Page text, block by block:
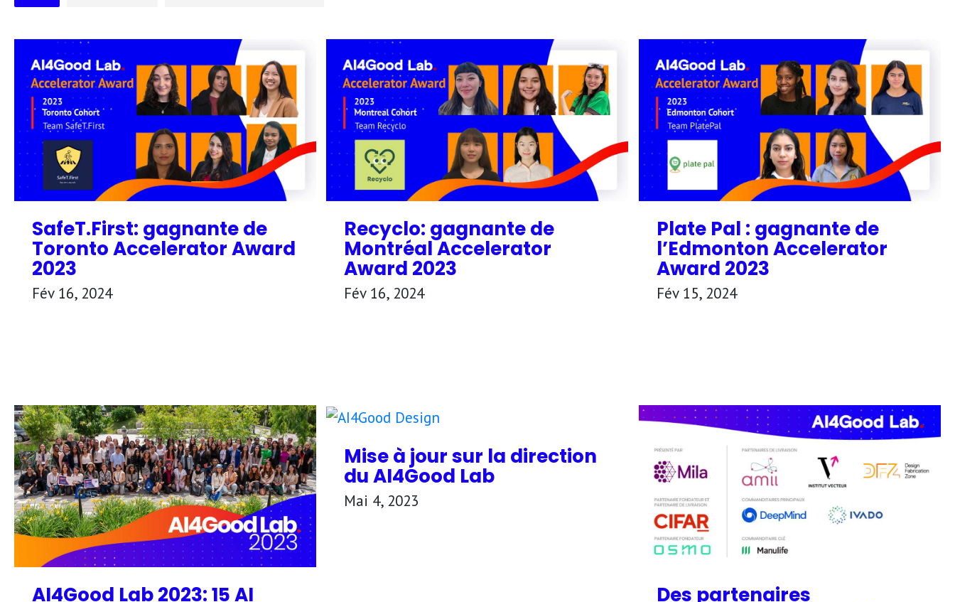
SafeT.First: gagnante de
Toronto Accelerator Award
2023
Fév 16, 2024
Recyclo: gagnante de
Montréal Accelerator
Award 2023
Fév 16, 2024
Plate Pal : gagnante de
l’Edmonton Accelerator
Award 2023
Fév 15, 2024
AI4Good Lab 2023: 15 AI
Mise à jour sur la direction
du AI4Good Lab
Mai 4, 2023
Des partenaires